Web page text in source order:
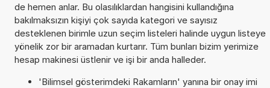
de hemen anlar. Bu olasılıklardan hangisini kullandığına
bakılmaksızın kişiyi çok sayıda kategori ve sayısız
desteklenen birimle uzun seçim listeleri halinde uygun listeye
yönelik zor bir aramadan kurtarır. Tüm bunları bizim yerimize
hesap makinesi üstlenir ve işi bir anda halleder.
'Bilimsel gösterimdeki Rakamların' yanına bir onay imi